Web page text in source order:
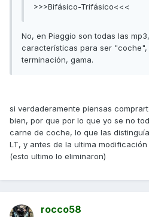
>>>Bifásico-Trifásico<<<
No, en Piaggio son todas las
características para ser "coche",
terminación, gama.
si verdaderamente piensas
bien, por que por lo que yo se no
carne de coche, lo que las
LT, y antes de la ultima
(esto ultimo lo eliminaron)
rocco58